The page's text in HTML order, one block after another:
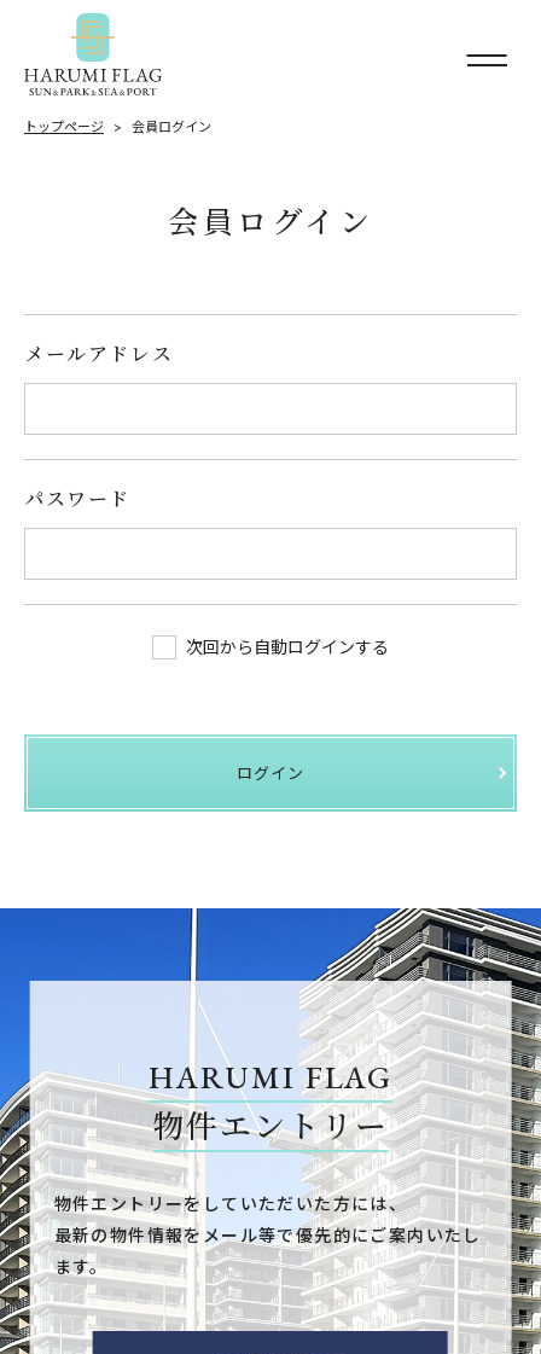
トップページ 会員ログイン
会員ログイン
メールアドレス
パスワード
次回から自動ログインする
ログイン
HARUMI FLAG
物件エントリー
物件エントリーをしていただいた方には、
最新の物件情報をメール等で優先的にご案内いたし
ます。